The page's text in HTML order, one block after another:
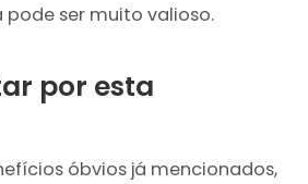
ser muito valioso.
por esta
óbvios já mencionados,